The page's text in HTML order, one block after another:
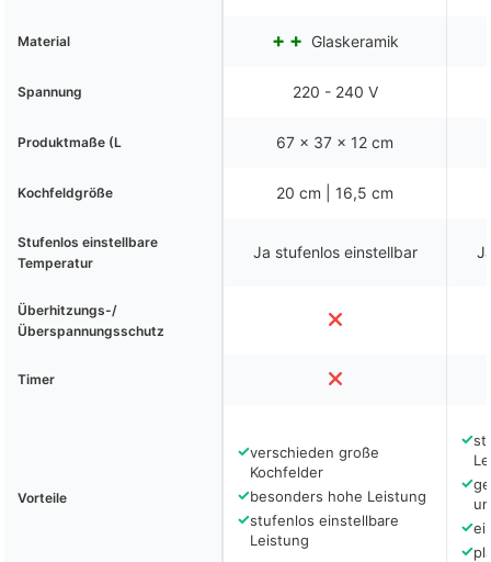
Material Glaskeramik
Spannung 220 - 240 V
Produktmaße (L 67 x 37 x 12 cm
Kochfeldgröße 20 cm | 16,5 cm
Stufenlos einstellbare
Temperatur
Ja stufenlos einstellbar
Überhitzungs-/
Überspannungsschutz
Timer
Vorteile
✓verschieden große
Kochfelder
✓besonders hohe Leistung
✓stufenlos einstellbare
Leistung
✓
✓
✓
✓